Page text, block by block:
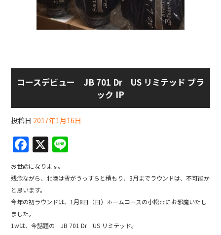
コースデビュー JB 701 Dr US リミテッド ブラ
ック IP
投稿日 2017年1月16日
F
a
c
e
b
o
X
e
お世話になります。
残念ながら、北陸は雪がうっすらと積もり、3月までラウンドは、不可能か
と思います。
今年の初ラウンドは、1月8日（日）ホームコースの小松ccにお邪魔いたし
ました。
1wは、今話題の JB 701 Dr US リミテッド。